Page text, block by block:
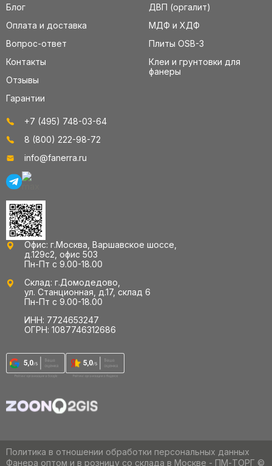
Блог
Оплата и доставка
Вопрос-ответ
Контакты
Отзывы
Гарантии
ДВП (оргалит)
МДФ и ХДФ
Плиты OSB-3
Клеи и грунтовки для
фанеры
+7 (495) 748-03-64
8 (800) 222-98-72
info@fanerra.ru
Офис: г.Москва, Варшавское шоссе,
д.129с2, офис 503
Пн-Пт с 9.00-18.00
Склад: г.Домодедово,
ул. Станционная, д.17, склад 6
Пн-Пт с 9.00-18.00
ИНН: 7724653247
ОГРН: 1087746312686
Политика в отношении обработки персональных данных
Фанера оптом и в розницу со склада в Москве - ПМ-ТОРГ ©